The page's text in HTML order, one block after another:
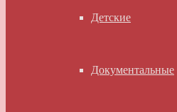
Детские
Документальные